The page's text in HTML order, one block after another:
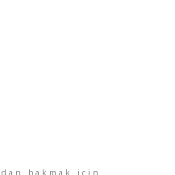
bakmak için…